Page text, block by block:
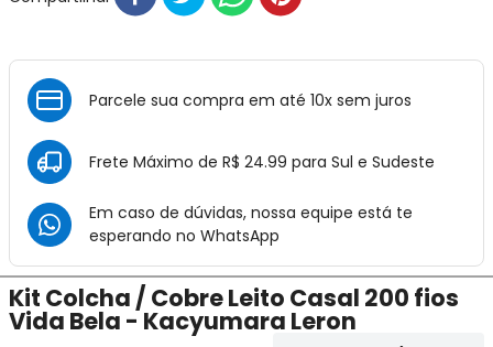
Parcele sua compra em até 10x sem juros
Frete Máximo de R$ 24.99 para Sul e Sudeste
Em caso de dúvidas, nossa equipe está te
esperando no WhatsApp
Kit Colcha / Cobre Leito Casal 200 fios
Vida Bela - Kacyumara Leron